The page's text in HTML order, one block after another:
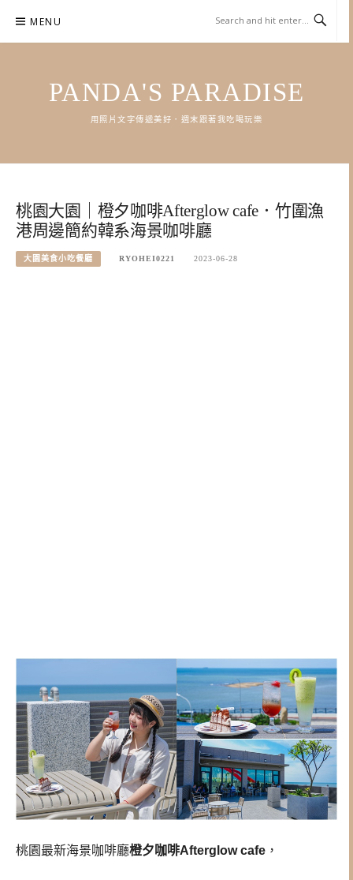
content
MENU
PANDA'S PARADISE
用照片文字傳遞美好．週末跟著我吃喝玩樂
桃園大園｜橙夕咖啡Afterglow cafe．竹圍漁
港周邊簡約韓系海景咖啡廳
大園美食小吃餐廳 RYOHEI0221 2023-06-28
桃園最新海景咖啡廳橙夕咖啡Afterglow cafe ，